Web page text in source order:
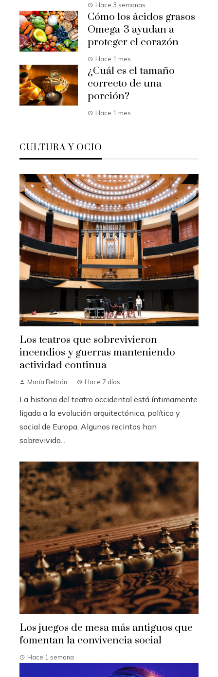
Hace 3 semanas
Cómo los ácidos grasos
Omega-3 ayudan a
proteger el corazón
Hace 1 mes
¿Cuál es el tamaño
correcto de una
porción?
Hace 1 mes
CULTURA Y OCIO
Los teatros que sobrevivieron
incendios y guerras manteniendo
actividad continua
María Beltrán Hace 7 días
La historia del teatro occidental está íntimamente
ligada a la evolución arquitectónica, política y
social de Europa. Algunos recintos han
sobrevivido...
Los juegos de mesa más antiguos que
fomentan la convivencia social
Hace 1 semana